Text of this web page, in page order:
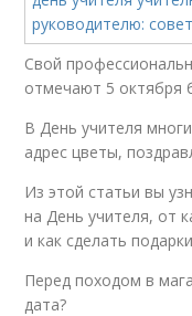
Свой
отмечают 5 октября
В День учителя
адрес цветы,
Из этой статьи вы
на День учителя, от
и как сделать
Перед походом в
дата?